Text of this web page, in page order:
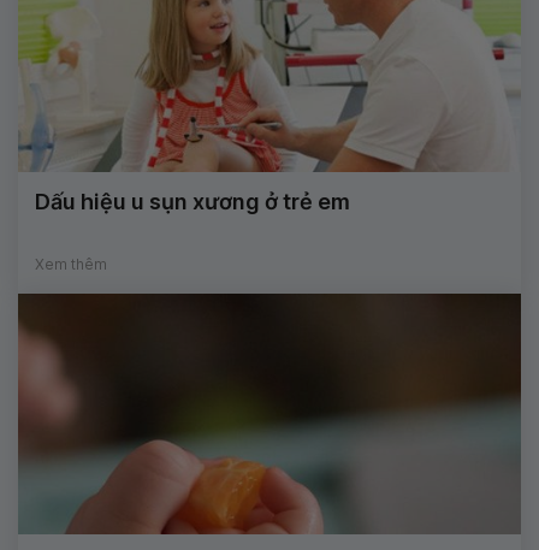
Dấu hiệu u sụn xương ở trẻ em
Xem thêm